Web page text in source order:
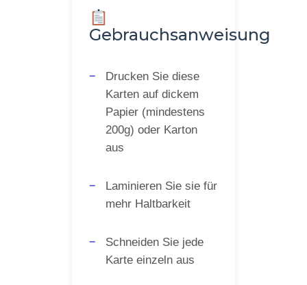
Gebrauchsanweisung
Drucken Sie diese
Karten auf dickem
Papier (mindestens
200g) oder Karton
aus
Laminieren Sie sie für
mehr Haltbarkeit
Schneiden Sie jede
Karte einzeln aus